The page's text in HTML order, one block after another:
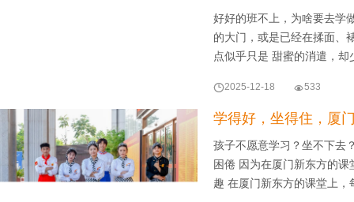
好好的班不上，为啥要去学
的大门，或是已经在揉面、
点似乎只是 甜蜜的消遣，
2025-12-18 533
学得好，坐得住，厦
孩子不愿意学习？坐不下去
困倦 因为在厦门新东方的
趣 在厦门新东方的课堂上